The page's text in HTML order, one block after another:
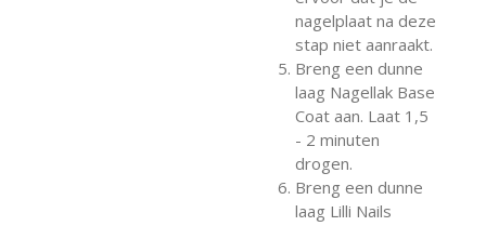
nagelplaat na deze
stap niet aanraakt.
Breng een dunne
laag Nagellak Base
Coat aan. Laat 1,5
- 2 minuten
drogen.
Breng een dunne
laag Lilli Nails